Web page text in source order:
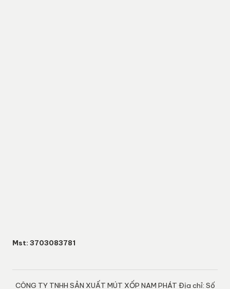
Mst: 3703083781
CÔNG TY TNHH SẢN XUẤT MÚT XỐP NAM PHÁT Địa chỉ: Số